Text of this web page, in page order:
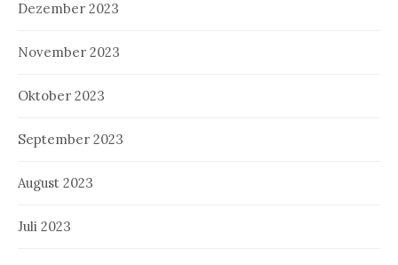
Dezember 2023
November 2023
Oktober 2023
September 2023
August 2023
Juli 2023